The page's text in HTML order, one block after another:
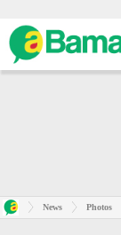
News Photos